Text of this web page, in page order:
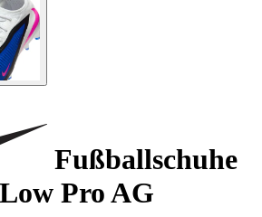
Fußballschuhe
Pro AG